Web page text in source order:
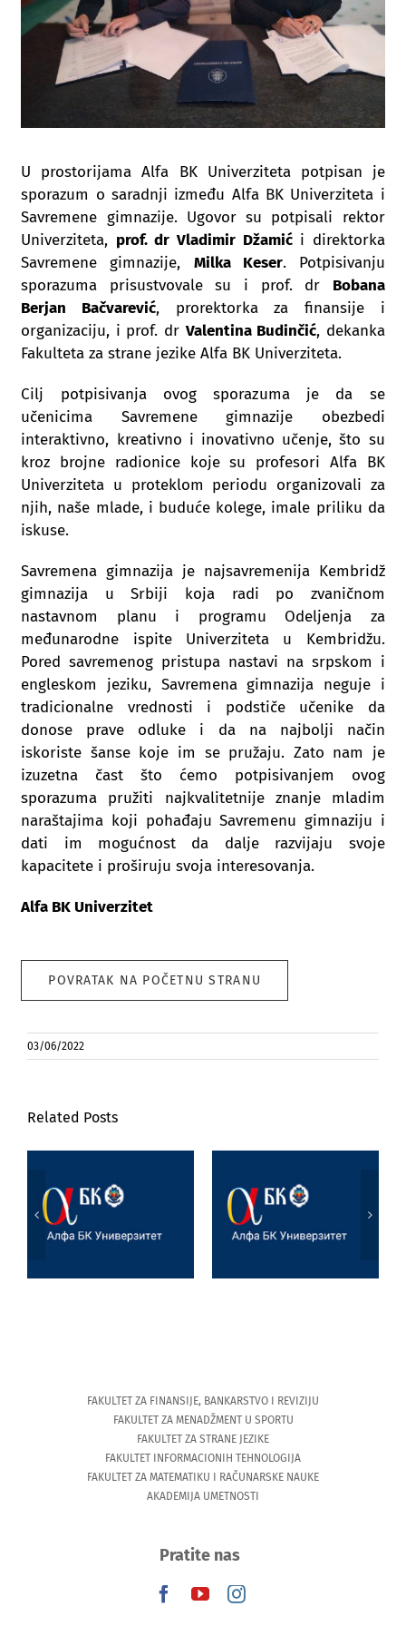
U prostorijama Alfa BK Univerziteta potpisan je
sporazum o saradnji između Alfa BK Univerziteta i
Savremene gimnazije. Ugovor su potpisali rektor
Univerziteta, prof. dr Vladimir Džamići direktorka
Savremene gimnazije, Milka Keser. Potpisivanju
sporazuma prisustvovale su i prof. dr Bobana
Berjan Bačvarević, prorektorka za finansije i
organizaciju, i prof. dr Valentina Budinčić, dekanka
Fakulteta za strane jezike Alfa BK Univerziteta.
Cilj potpisivanja ovog sporazuma je da se
učenicima Savremene gimnazije obezbedi
interaktivno, kreativno i inovativno učenje, što su
kroz brojne radionice koje su profesori Alfa BK
Univerziteta u proteklom periodu organizovali za
njih, naše mlade, i buduće kolege, imale priliku da
iskuse.
Savremena gimnazija je najsavremenija Kembridž
gimnazija u Srbiji koja radi po zvaničnom
nastavnom planu i programu Odeljenja za
međunarodne ispite Univerziteta u Kembridžu.
Pored savremenog pristupa nastavi na srpskom i
engleskom jeziku, Savremena gimnazija neguje i
tradicionalne vrednosti i podstiče učenike da
donose prave odluke i da na najbolji način
iskoriste šanse koje im se pružaju. Zato nam je
izuzetna čast što ćemo potpisivanjem ovog
sporazuma pružiti najkvalitetnije znanje mladim
naraštajima koji pohađaju Savremenu gimnaziju i
dati im mogućnost da dalje razvijaju svoje
kapacitete i proširuju svoja interesovanja.
Alfa BK Univerzitet
POVRATAK NA POČETNU STRANU
03/06/2022
Related Posts
Jezik, književnost
i veštačka
Marijane
Joksimović
Univerzitetu u
FAKULTET ZA FINANSIJE, BANKARSTVO I REVIZIJU
FAKULTET ZA MENADŽMENT U SPORTU
FAKULTET ZA STRANE JEZIKE
FAKULTET INFORMACIONIH TEHNOLOGIJA
FAKULTET ZA MATEMATIKU I RAČUNARSKE NAUKE
AKADEMIJA UMETNOSTI
Pratite nas